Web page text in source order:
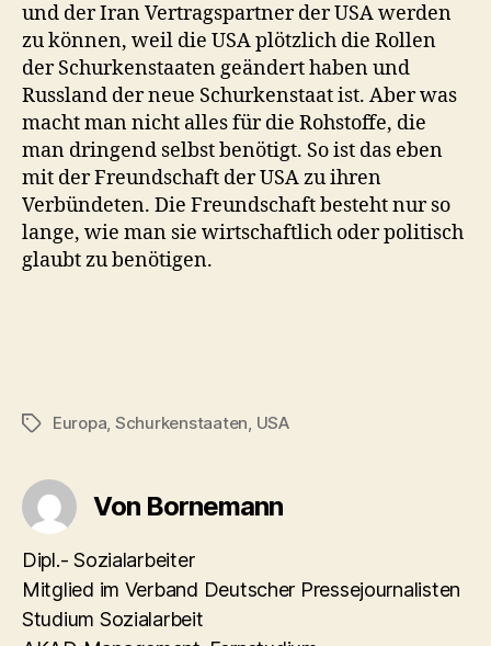
und der Iran Vertragspartner der USA werden
zu können, weil die USA plötzlich die Rollen
der Schurkenstaaten geändert haben und
Russland der neue Schurkenstaat ist. Aber was
macht man nicht alles für die Rohstoffe, die
man dringend selbst benötigt. So ist das eben
mit der Freundschaft der USA zu ihren
Verbündeten. Die Freundschaft besteht nur so
lange, wie man sie wirtschaftlich oder politisch
glaubt zu benötigen.
Schlagwörter
Europa, Schurkenstaaten, USA
Von Bornemann
Dipl.- Sozialarbeiter
Mitglied im Verband Deutscher Pressejournalisten
Studium Sozialarbeit